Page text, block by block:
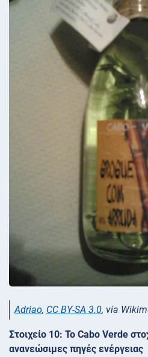
Adriao, CC BY-SA 3.0, via
Στοιχείο 10: Το Cabo Verde
ανανεώσιμες πηγές ενέργειας